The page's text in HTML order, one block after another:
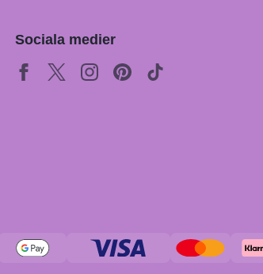
Sociala medier